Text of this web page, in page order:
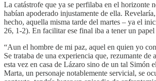
La catástrofe que ya se perfilaba en el horizonte
habían apoderado injustamente de ella.
hecho, aquella misma tarde del martes – ya el
26, 1-2). En facilitar ese final iba a tener un
“Aun el hombre de mi paz, aquel en quien yo
Se trataba de una experiencia que, rezumante
esta vez en casa de Lázaro sino de un tal Simón
Marta, un personaje notablemente servicial, se